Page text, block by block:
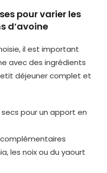
pour varier les
d’avoine
il est important
avec des ingrédients
déjeuner complet et
pour un apport en
les noix ou du yaourt